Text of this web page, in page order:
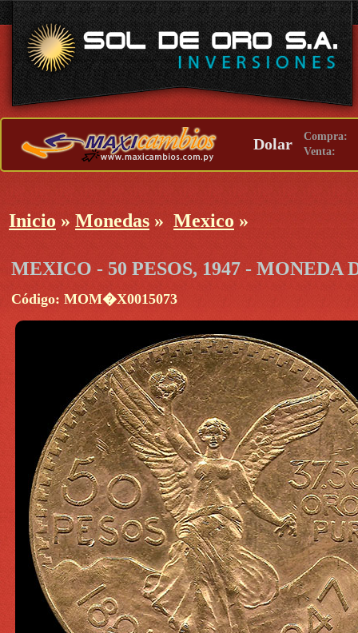
Dolar
Compra:
Venta:
Inicio » Monedas » Mexico »
MEXICO - 50 PESOS, 1947 - MONEDA
Código: MOM�X0015073